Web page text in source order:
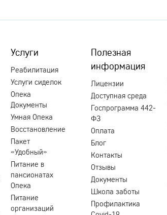
Услуги
Реабилитация
Услуги сиделок
Опека
Документы
Умная Опека
Восстановление
Пакет
«Удобный»
Питание в
пансионатах
Опека
Питание
организаций
Полезная
информация
Лицензии
Доступная среда
Госпрограмма 442-
ФЗ
Оплата
Блог
Контакты
Отзывы
Документы
Школа заботы
Профилактика